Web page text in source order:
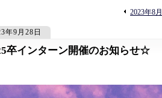
«
2023年8月
年9月28日
卒インターン開催のお知らせ☆